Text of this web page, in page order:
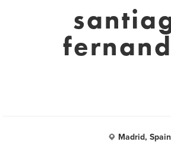
Madrid, Spain